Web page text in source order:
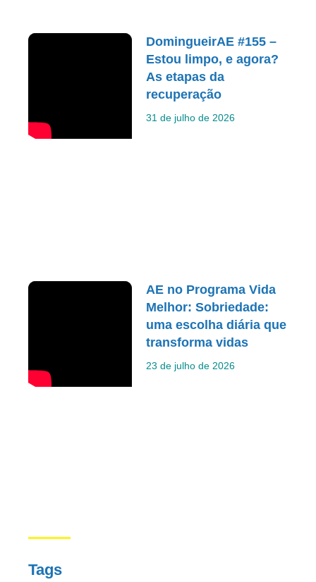
DomingueirAE #155 –
Estou limpo, e agora?
As etapas da
recuperação
31 de julho de 2026
AE no Programa Vida
Melhor: Sobriedade:
uma escolha diária que
transforma vidas
23 de julho de 2026
Tags